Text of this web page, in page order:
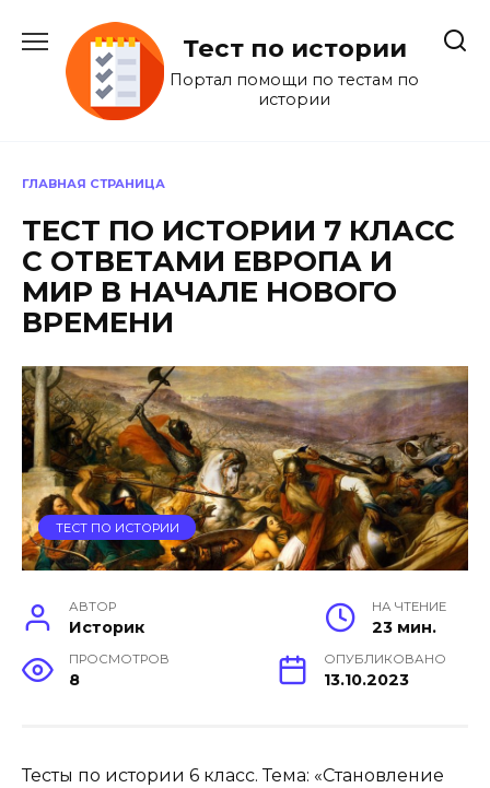
содержанию
Тест по истории
Портал помощи по тестам по
истории
ГЛАВНАЯ СТРАНИЦА
ТЕСТ ПО ИСТОРИИ 7 КЛАСС
С ОТВЕТАМИ ЕВРОПА И
МИР В НАЧАЛЕ НОВОГО
ВРЕМЕНИ
ТЕСТ ПО ИСТОРИИ
АВТОР
Историк
НА ЧТЕНИЕ
23 мин.
ПРОСМОТРОВ
8
ОПУБЛИКОВАНО
13.10.2023
Тесты по истории 6 класс. Тема: «Становление